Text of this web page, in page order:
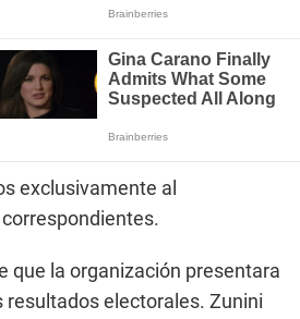
exclusivamente al
que la organización presentara
electorales. Zunini